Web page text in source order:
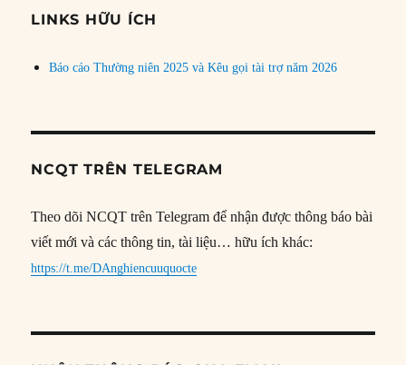
đề
LINKS HỮU ÍCH
Báo cáo Thường niên 2025 và Kêu gọi tài trợ năm 2026
NCQT TRÊN TELEGRAM
Theo dõi NCQT trên Telegram để nhận được thông báo bài
viết mới và các thông tin, tài liệu… hữu ích khác:
https://t.me/DAnghiencuuquocte